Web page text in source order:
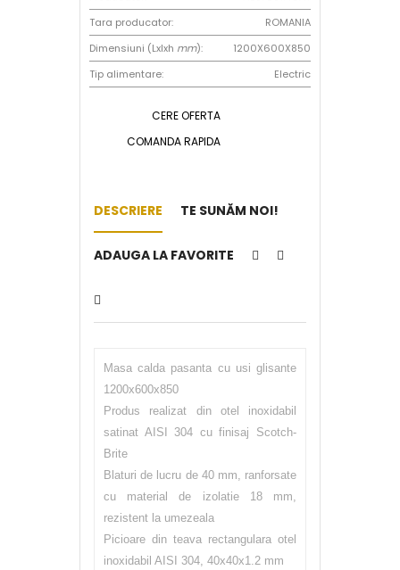
Tara producator:
ROMANIA
Dimensiuni (Lxlxh mm):
1200X600X850
Tip alimentare:
Electric
CERE OFERTA
COMANDA RAPIDA
DESCRIERE TE SUNĂM NOI!
ADAUGA LA FAVORITE
Masa calda pasanta cu usi glisante
1200x600x850
Produs realizat din otel inoxidabil
satinat AISI 304 cu finisaj Scotch-
Brite
Blaturi de lucru de 40 mm, ranforsate
cu material de izolatie 18 mm,
rezistent la umezeala
Picioare din teava rectangulara otel
inoxidabil AISI 304, 40x40x1.2 mm